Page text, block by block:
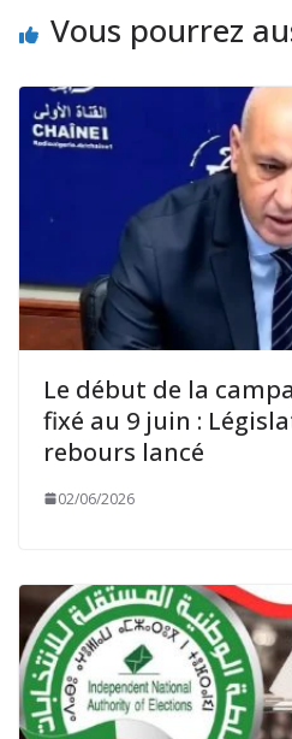
Vous pourrez
Le début de la
fixé au 9 juin :
rebours lancé
02/06/2026